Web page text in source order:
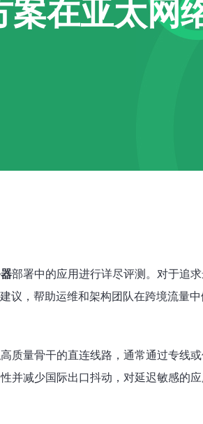
在亚太网
部署中的应用进行详尽评测。对于追
，帮助运维和架构团队在跨境流量中
质量骨干的直连线路，通常通过专线
并减少国际出口抖动，对延迟敏感的